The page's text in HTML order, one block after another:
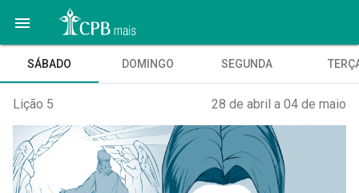

SÁBADO DOMINGO SEGUNDA
Lição 5 28 de abril a 04 de maio